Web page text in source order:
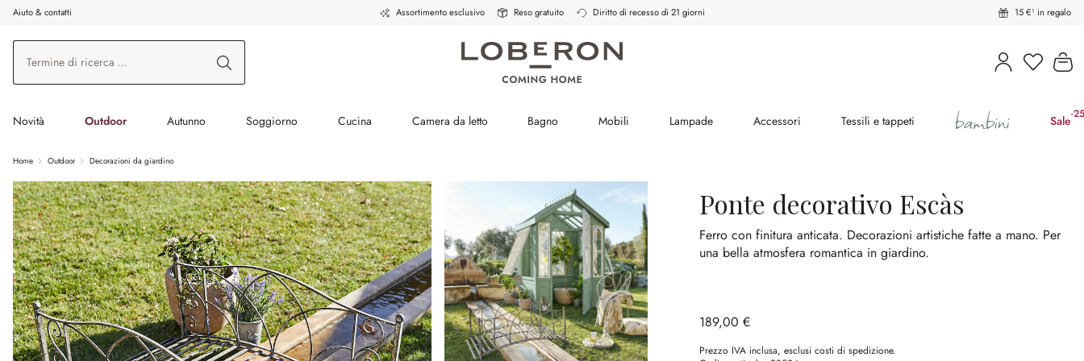
al contenuto principale
Vai alla ricerca
Vai alla navigazione principale
Aiuto & contatti Assortimento esclusivo Reso gratuito Diritto di recesso di 21 giorni 15 €¹ in regalo
Hai 0 Il
Novità Outdoor Autunno Soggiorno Cucina Camera da letto Bagno Mobili Lampade Accessori Tessili e tappeti bambini Sale-
Home Outdoor Decorazioni da giardino
Ponte decorativo Escàs
Ferro con finitura anticata. Decorazioni artistiche fatte a mano. Per
una bella atmosfera romantica in giardino.
189,00 €
Prezzo IVA inclusa, esclusi costi di spedizione.